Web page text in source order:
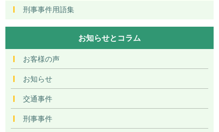
刑事事件用語集
お知らせとコラム
お客様の声
お知らせ
交通事件
刑事事件